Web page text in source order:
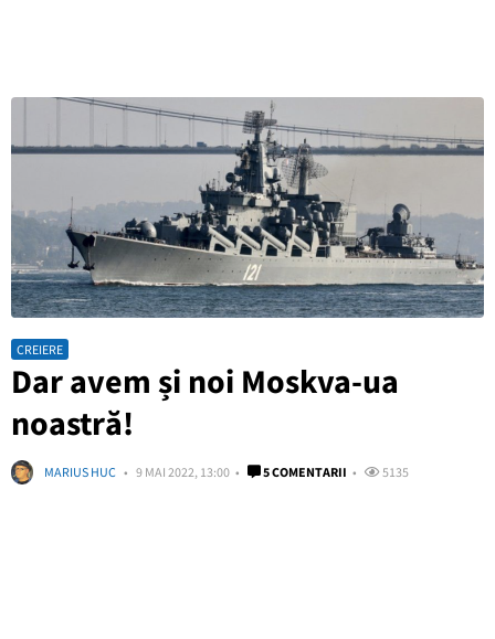
CREIERE
Dar avem și noi Moskva-ua
noastră!
MARIUS HUC 9 MAI 2022, 13:00 5 COMENTARII 5135